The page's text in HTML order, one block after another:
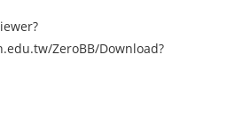
ZeroBB/Download?